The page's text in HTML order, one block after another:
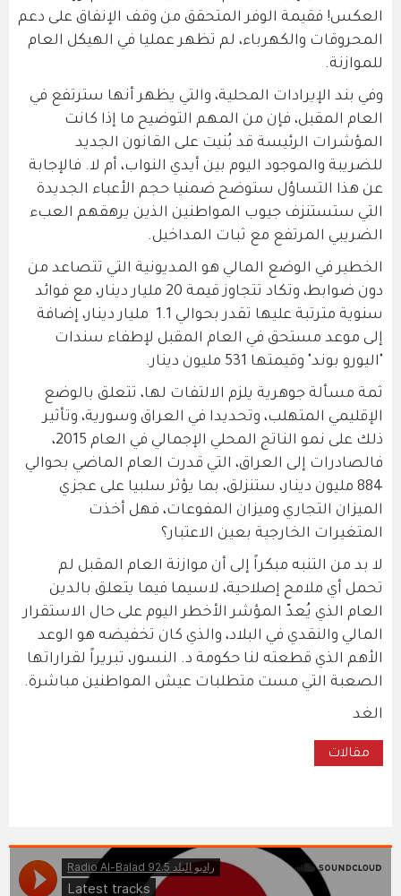
العكس! فقيمة الوفر المتحقق من وقف الإنفاق على دعم
المحروقات والكهرباء، لم تظهر عمليا في الهيكل العام
للموازنة.
وفي بند الإيرادات المحلية، والتي يظهر أنها سترتفع في
العام المقبل، فإن من المهم التوضيح ما إذا كانت
المؤشرات الرئيسة قد بُنيت على القانون الجديد
للضريبة والموجود اليوم بين أيدي النواب، أم لا. فالإجابة
عن هذا التساؤل ستوضح ضمنيا حجم الأعباء الجديدة
التي ستستنزف جيوب المواطنين الذين يرهقهم العبء
الضريبي المرتفع مع ثبات المداخيل.
الخطير في الوضع المالي هو المديونية التي تتصاعد من
دون ضوابط، وتكاد تتجاوز قيمة 20 مليار دينار، مع فوائد
سنوية مترتبة عليها تقدر بحوالي 1.1 مليار دينار، إضافة
إلى موعد مستحق في العام المقبل لإطفاء سندات
"اليورو بوند" وقيمتها 531 مليون دينار.
ثمة مسألة جوهرية يلزم الالتفات لها، تتعلق بالوضع
الإقليمي المتهلب، وتحديدا في العراق وسورية، وتأثير
ذلك على نمو الناتج المحلي الإجمالي في العام 2015،
فالصادرات إلى العراق، التي قدرت العام الماضي بحوالي
884 مليون دينار، ستنزلق، بما يؤثر سلبيا على عجزي
الميزان التجاري وميزان المفوعات، فهل أخذت
المتغيرات الخارجية بعين الاعتبار؟
لا بد من التنبه مبكراً إلى أن موازنة العام المقبل لم
تحمل أي ملامح إصلاحية، لاسيما فيما يتعلق بالدين
العام الذي يُعدّ المؤشر الأخطر اليوم على حال الاستقرار
المالي والنقدي في البلاد، والذي كان تخفيضه هو الوعد
الأهم الذي قطعته لنا حكومة د. النسور، تبريراً لقراراتها
الصعبة التي مست متطلبات عيش المواطنين مباشرة.
الغد
مقالات